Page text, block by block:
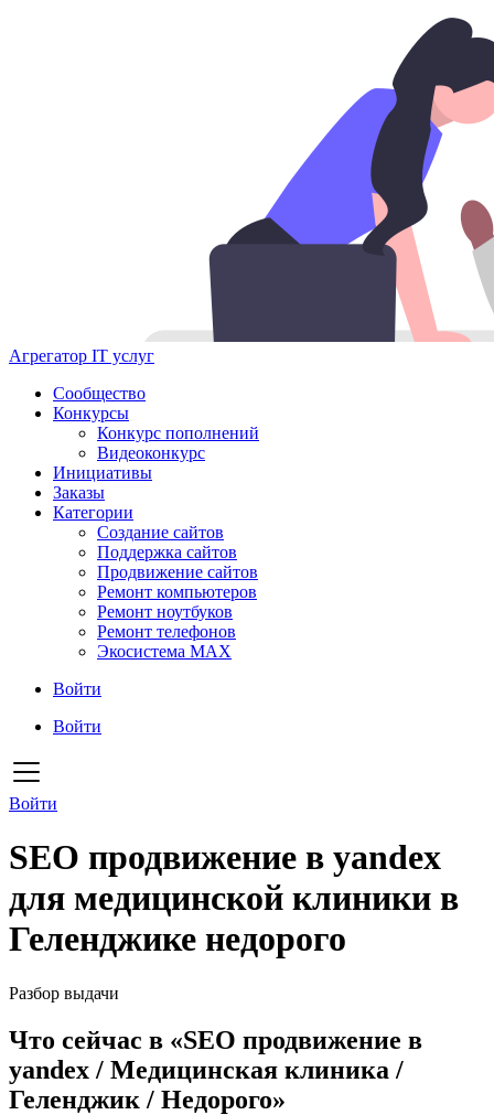
Агрегатор IT услуг
Сообщество
Конкурсы
Конкурс пополнений
Видеоконкурс
Инициативы
Заказы
Категории
Создание сайтов
Поддержка сайтов
Продвижение сайтов
Ремонт компьютеров
Ремонт ноутбуков
Ремонт телефонов
Экосистема MAX
Войти
Войти
Войти
SEO продвижение в yandex
для медицинской клиники в
Геленджике недорого
Разбор выдачи
Что сейчас в «SEO продвижение в
yandex / Медицинская клиника /
Геленджик / Недорого»